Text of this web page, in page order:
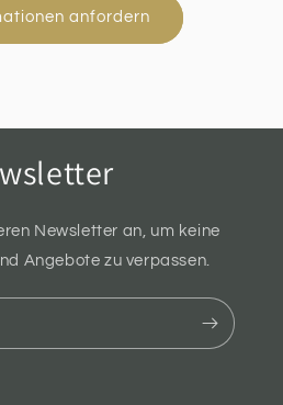
anfordern
Newsletter an, um keine
Angebote zu verpassen.